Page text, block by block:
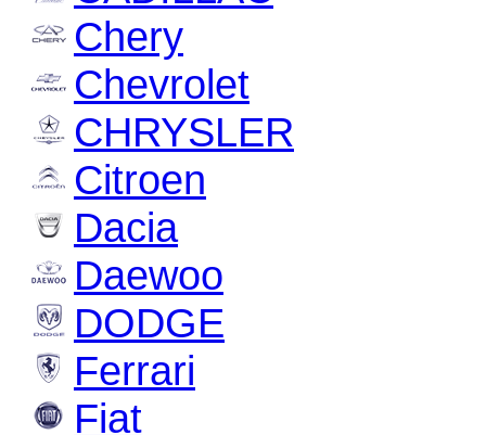
Chery
Chevrolet
CHRYSLER
Citroen
Dacia
Daewoo
DODGE
Ferrari
Fiat